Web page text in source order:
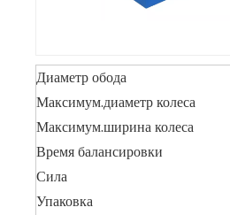
Диаметр обода
Максимум.диаметр колеса
Максимум.ширина колеса
Время балансировки
Сила
Упаковка